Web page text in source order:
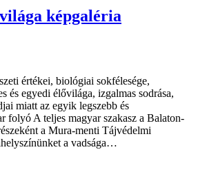
képgaléria
értékei, biológiai sokfélesége,
és egyedi élővilága, izgalmas sodrása,
miatt az egyik legszebb és
folyó A teljes magyar szakasz a Balaton-
a Mura-menti Tájvédelmi
a vadsága…